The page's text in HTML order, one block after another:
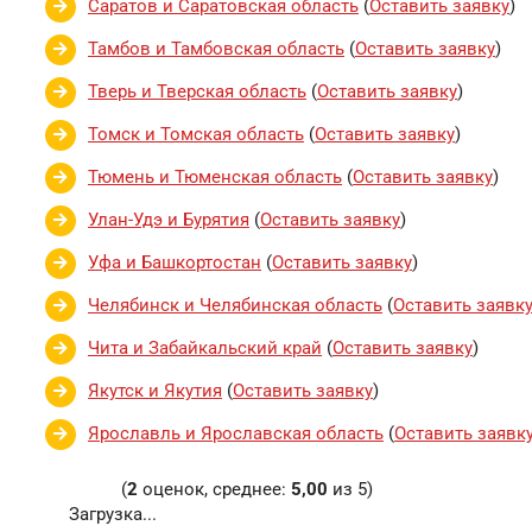
Саратов и Саратовская область (Оставить заявку)
Тамбов и Тамбовская область (Оставить заявку)
Тверь и Тверская область (Оставить заявку)
Томск и Томская область (Оставить заявку)
Тюмень и Тюменская область (Оставить заявку)
Улан-Удэ и Бурятия (Оставить заявку)
Уфа и Башкортостан (Оставить заявку)
Челябинск и Челябинская область (Оставить заявку
Чита и Забайкальский край (Оставить заявку)
Якутск и Якутия (Оставить заявку)
Ярославль и Ярославская область (Оставить
(2 оценок, среднее: 5,00 из 5)
Загрузка...